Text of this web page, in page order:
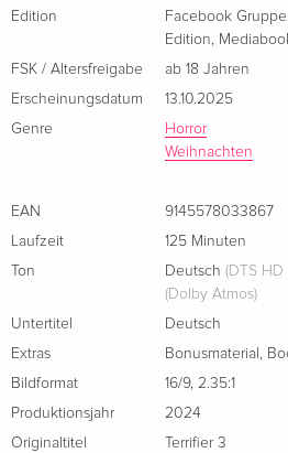
Cover E, Wattiert, Limited Edition,
4K Ultra HD + Blu-ray + DVD
Facebook Gruppen Edition, Cover K,
Edition, Mediabook, Uncut, 4K Ultra HD +
ray + DVD — (ausgewählt)
HD + Blu-ray + DVD
Deutsch
Cover B, Limited Edition, Mediabook,
4K Ultra HD + Blu-ray + DVD
Deutsch
Cover D, Wattiert, Limited Edition,
4K Ultra HD + Blu-ray + DVD
Edition
Facebook
Edition,
FSK / Altersfreigabe
ab 18 Jahren
Erscheinungsdatum
13.10.2025
Genre
Horror
Weihnachten
EAN
9145578033867
Laufzeit
125 Minuten
Ton
Deutsch (DTS HD
(Dolby Atmos)
Untertitel
Deutsch
Extras
Bonusmaterial ,
Bildformat
16/9, 2.35:1
Produktionsjahr
2024
Originaltitel
Terrifier 3